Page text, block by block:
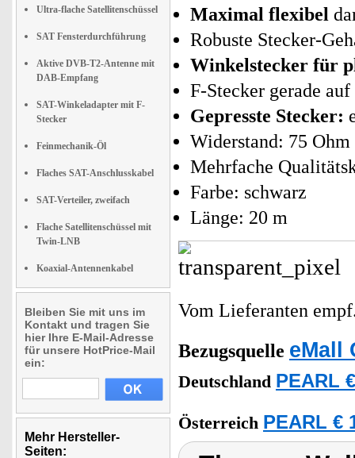
Ultra-flache Satellitenschüssel
SAT Fensterdurchführung
Aktive DVB-T2-Antenne mit
DAB-Empfang
SAT-Winkeladapter mit F-
Stecker
Feinmechanik-Öl
Flaches SAT-Anschlusskabel
SAT-Verteiler, zweifach
Flache Satellitenschüssel mit
Twin-LNB
Koaxial-Antennenkabel
Bleiben Sie mit uns im
Kontakt und tragen Sie
hier Ihre E-Mail-Adresse
für unsere HotPrice-Mail
ein:
Mehr Hersteller-
Seiten:
Maximal flexibel
Robuste Stecker-
Winkelstecker für
F-Stecker gerade
Gepresste Stecker:
Widerstand: 75 Ohm
Mehrfache
Farbe: schwarz
Länge: 20 m
Vom Lieferanten
Bezugsquelle eMall
Deutschland PEARL
Österreich PEARL €